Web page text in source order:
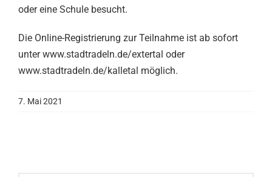
oder eine Schule besucht.
Die Online-Registrierung zur Teilnahme ist ab sofort
unter www.stadtradeln.de/extertal oder
www.stadtradeln.de/kalletal möglich.
7. Mai 2021